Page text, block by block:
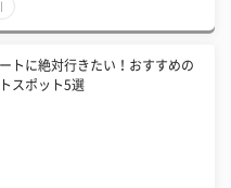
トに絶対行きたい！おすすめの
スポット5選